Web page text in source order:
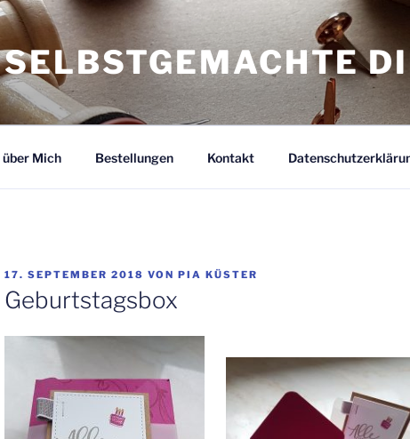
SELBSTGEMACHTE
über Mich Bestellungen Kontakt
VERÖFFENTLICHT
AM
17. SEPTEMBER 2018 VON PIA KÜSTER
Geburtstagsbox